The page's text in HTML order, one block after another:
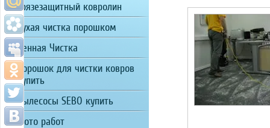
Грязезащитный ковролин
Сухая чистка порошком
Пенная Чистка
Порошок для чистки ковров
купить
Пылесосы SEBO купить
Фото работ